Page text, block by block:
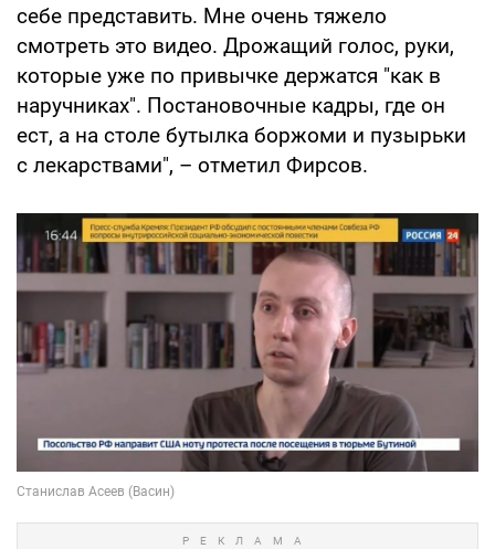
себе представить. Мне очень тяжело
смотреть это видео. Дрожащий голос, руки,
которые уже по привычке держатся "как в
наручниках". Постановочные кадры, где он
ест, а на столе бутылка боржоми и пузырьки
с лекарствами", – отметил Фирсов.